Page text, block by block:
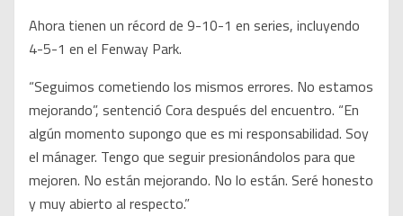
Ahora tienen un récord de 9-10-1 en series, incluyendo
4-5-1 en el Fenway Park.
“Seguimos cometiendo los mismos errores. No estamos
mejorando”, sentenció Cora después del encuentro. “En
algún momento supongo que es mi responsabilidad. Soy
el mánager. Tengo que seguir presionándolos para que
mejoren. No están mejorando. No lo están. Seré honesto
y muy abierto al respecto.”